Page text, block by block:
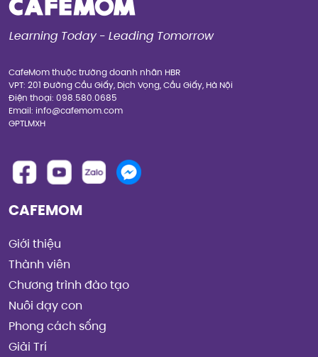
Learning Today - Leading Tomorrow
CafeMom thuộc trường doanh nhân HBR
VPT: 201 Đường Cầu Giấy, Dịch Vọng, Cầu Giấy, Hà Nội
Điện thoại: 098.580.0685
Email: info@cafemom.com
GPTLMXH
CAFEMOM
Giới thiệu
Thành viên
Chương trình đào tạo
Nuôi dạy con
Phong cách sống
Giải Trí